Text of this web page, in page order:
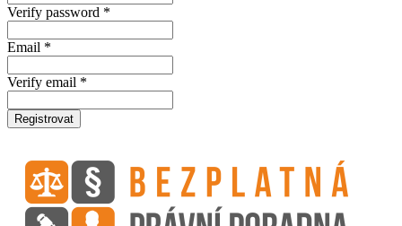
Verify password *
Email *
Verify email *
Registrovat